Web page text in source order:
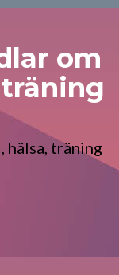
om
hälsa, träning